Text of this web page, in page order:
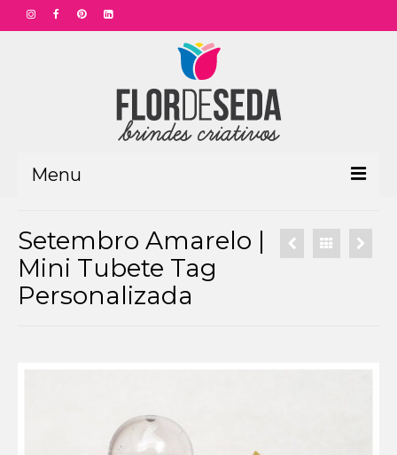
Menu
PRODUTOS
Aniversário Funcionário
Setembro Amarelo
Setembro Amarelo |
Mini Tubete Tag
Personalizada